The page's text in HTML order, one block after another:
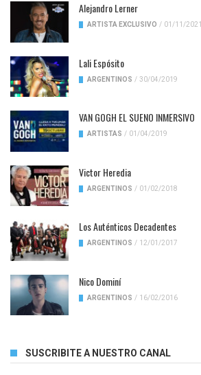
Alejandro Lerner
ARTISTA EXCLUSIVO / 01/11/2021
Lali Espósito
ARGENTINOS / 30/04/2019
VAN GOGH EL SUENO INMERSIVO
ARTISTAS / 01/04/2019
Victor Heredia
ARGENTINOS / 01/02/2018
Los Auténticos Decadentes
ARGENTINOS / 12/01/2017
Nico Dominí
ARGENTINOS / 16/02/2016
SUSCRIBITE A NUESTRO CANAL